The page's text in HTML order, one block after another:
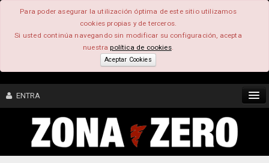
Para poder asegurar la utilización óptima de este sitio utilizamos
cookies propias y de terceros.
Si usted continúa navegando sin modificar su configuración, acepta
nuestrapolítica de cookies.
Aceptar Cookies
ENTRA
CONTENIDO